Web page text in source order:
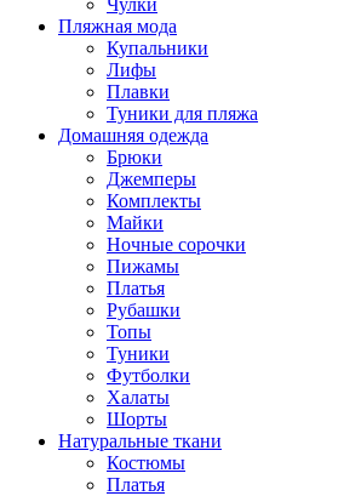
Пляжная мода
Купальники
Лифы
Плавки
Туники для пляжа
Домашняя одежда
Брюки
Джемперы
Комплекты
Майки
Ночные сорочки
Пижамы
Платья
Рубашки
Топы
Туники
Футболки
Халаты
Шорты
Натуральные ткани
Костюмы
Платья